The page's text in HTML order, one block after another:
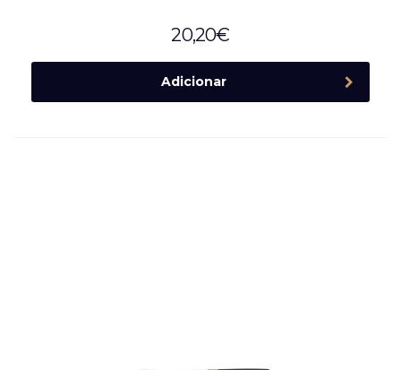
20,20€
Adicionar